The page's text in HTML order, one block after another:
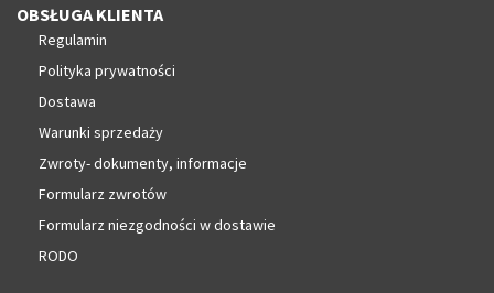
OBSŁUGA KLIENTA
Regulamin
Polityka prywatności
Dostawa
Warunki sprzedaży
Zwroty- dokumenty, informacje
Formularz zwrotów
Formularz niezgodności w dostawie
RODO